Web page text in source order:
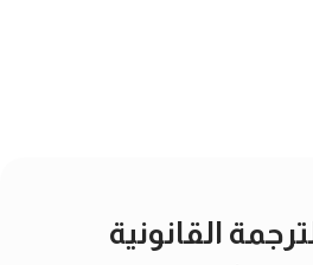
القانونية